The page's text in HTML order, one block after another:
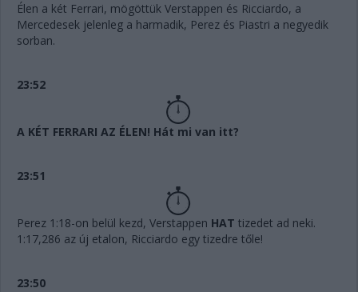
Élen a két Ferrari, mögöttük Verstappen és Ricciardo, a
Mercedesek jelenleg a harmadik, Perez és Piastri a negyedik
sorban.
23:52
A KÉT FERRARI AZ ÉLEN! Hát mi van itt?
23:51
Perez 1:18-on belül kezd, Verstappen HAT tizedet ad neki.
1:17,286 az új etalon, Ricciardo egy tizedre tőle!
23:50